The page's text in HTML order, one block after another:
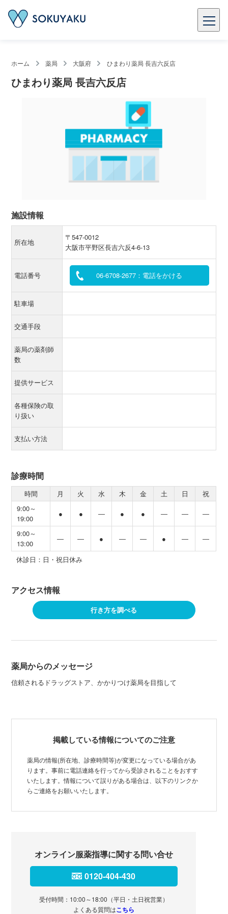
ホーム 薬局 大阪府 ひまわり薬局 長吉六反店
ひまわり薬局 長吉六反店
施設情報
所在地
〒547-0012
大阪市平野区長吉六反4-6-13
電話番号 06-6708-2677：電話をかける
駐車場
交通手段
薬局の薬剤師
数
提供サービス
各種保険の取
り扱い
支払い方法
診療時間
時間 月 火 水 木 金 土 日
祝
9:00～
19:00
● ● ― ● ● ― ― ―
9:00～
13:00
― ― ● ― ― ● ― ―
休診日：日・祝日休み
アクセス情報
行き方を調べる
薬局からのメッセージ
信頼されるドラッグストア、かかりつけ薬局を目指して
掲載している情報についてのご注意
薬局の情報(所在地、診療時間等)が変更になっている場合があ
ります。事前に電話連絡を行ってから受診されることをおすす
いたします。情報について誤りがある場合は、以下のリンクか
らご連絡をお願いいたします。
オンライン服薬指導に関する問い合せ
0120-404-430
受付時間：10:00～18:00（平日・土日祝営業）
よくある質問はこちら